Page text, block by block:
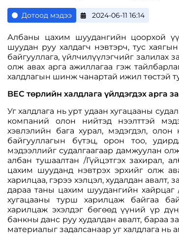
Дотоод мэдээ 2024-06-11 16:14
Албаны цахим шуудангийн цоорхой
шуудан руу халдагч нэвтэрч, тус
байгууллага, үйлчилүүлэгчийг залилах
олж авах арга ажиллагаа гэж
халдлагын шинж чанартай ижил төстэй
BEC төрлийн халдлага үйлдэгдэх арга
Уг халдлага нь урт удаан хугацааны
компаний олон нийтэд нээлттэй
хэвлэлийн бага хурал, мэдэгдэл,
байгууллагын бүтэц, орон тоо,
мэдээллийг судалгаагаар дамжуулан
албан тушаалтан /Гүйцэтгэх захирал,
цахим шууданд нэвтрэх эрхийг олж
харилцаа, гэрээ хэлцэл, худалдан авалт,
дараа таны цахим шуудангийн
хугацааны турш харилцаж байгаа
харилцаж эхэлдэг бөгөөд үүний үр
банкны данс руу худалдан авалт, бараа
материалыг задалсанаар уг халдлага нь